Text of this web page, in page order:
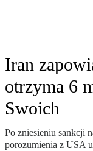
Iran
otrzyma 6
Swoich
Po zniesieniu sankcji
porozumienia z USA